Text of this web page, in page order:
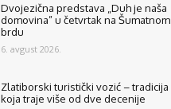
Dvojezična predstava „Duh je naša
domovina” u četvrtak na Šumatnom
brdu
6. avgust 2026.
Zlatiborski turistički vozić – tradicija
koja traje više od dve decenije